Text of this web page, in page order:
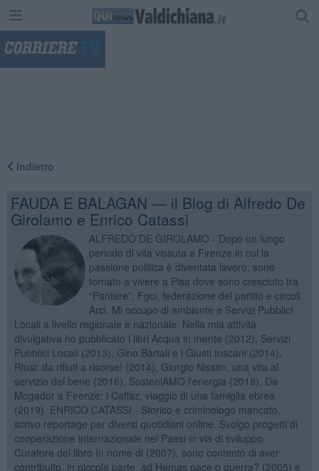
Indietro
FAUDA E BALAGAN — il Blog di Alfredo De
Girolamo e Enrico Catassi
ALFREDO DE GIROLAMO - Dopo un lungo
periodo di vita vissuta a Firenze in cui la
passione politica è diventata lavoro, sono
tornato a vivere a Pisa dove sono cresciuto tra
“Pantere”, Fgci, federazione del partito e circoli
Arci. Mi occupo di ambiente e Servizi Pubblici
Locali a livello regionale e nazionale. Nella mia attività
divulgativa ho pubblicato i libri Acqua in mente (2012), Servizi
Pubblici Locali (2013), Gino Bartali e i Giusti toscani (2014),
Riusi: da rifiuti a risorse! (2014), Giorgio Nissim, una vita al
servizio del bene (2016), SosteniAMO l'energia (2018), Da
Mogador a Firenze: i Caffaz, viaggio di una famiglia ebrea
(2019). ENRICO CATASSI - Storico e criminologo mancato,
scrivo reportage per diversi quotidiani online. Svolgo progetti di
cooperazione internazionale nei Paesi in via di sviluppo.
Curatore del libro In nome di (2007), sono contento di aver
contribuito, in piccola parte, ad Hamas pace o guerra? (2005) e